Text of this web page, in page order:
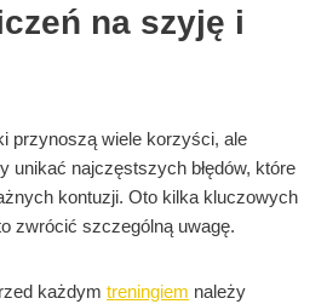
na szyję i
przynoszą wiele korzyści, ale
unikać najczęstszych błędów, które
kontuzji. Oto kilka kluczowych
zwrócić szczególną uwagę.
każdym treningiem należy